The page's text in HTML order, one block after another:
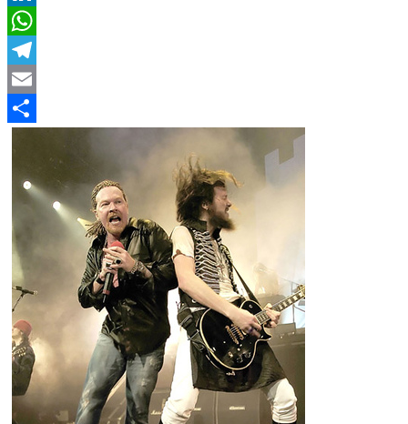
LinkedIn
WhatsApp
Telegram
Email